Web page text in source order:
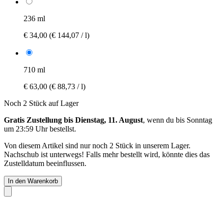
236 ml
€ 34,00 (€ 144,07 / l)
710 ml
€ 63,00 (€ 88,73 / l)
Noch 2 Stück auf Lager
Gratis Zustellung bis Dienstag, 11. August, wenn du bis Sonntag
um 23:59 Uhrbestellst.
Von diesem Artikel sind nur noch 2 Stück in unserem Lager.
Nachschub ist unterwegs! Falls mehr bestellt wird, könnte dies das
Zustelldatum beeinflussen.
In den Warenkorb